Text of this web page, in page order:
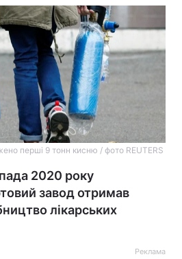
перші 9 тонн кисню / фото REUTERS
2020 року
завод отримав
лікарських
Реклама